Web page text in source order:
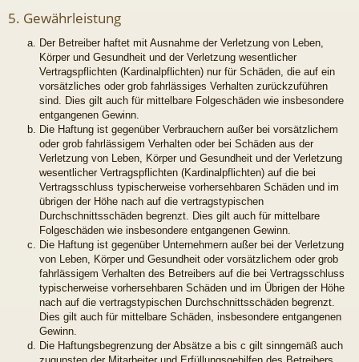
5. Gewährleistung
Der Betreiber haftet mit Ausnahme der Verletzung von Leben,
Körper und Gesundheit und der Verletzung wesentlicher
Vertragspflichten (Kardinalpflichten) nur für Schäden, die auf ein
vorsätzliches oder grob fahrlässiges Verhalten zurückzuführen
sind. Dies gilt auch für mittelbare Folgeschäden wie insbesondere
entgangenen Gewinn.
Die Haftung ist gegenüber Verbrauchern außer bei vorsätzlichem
oder grob fahrlässigem Verhalten oder bei Schäden aus der
Verletzung von Leben, Körper und Gesundheit und der Verletzung
wesentlicher Vertragspflichten (Kardinalpflichten) auf die bei
Vertragsschluss typischerweise vorhersehbaren Schäden und im
übrigen der Höhe nach auf die vertragstypischen
Durchschnittsschäden begrenzt. Dies gilt auch für mittelbare
Folgeschäden wie insbesondere entgangenen Gewinn.
Die Haftung ist gegenüber Unternehmern außer bei der Verletzung
von Leben, Körper und Gesundheit oder vorsätzlichem oder grob
fahrlässigem Verhalten des Betreibers auf die bei Vertragsschluss
typischerweise vorhersehbaren Schäden und im Übrigen der Höhe
nach auf die vertragstypischen Durchschnittsschäden begrenzt.
Dies gilt auch für mittelbare Schäden, insbesondere entgangenen
Gewinn.
Die Haftungsbegrenzung der Absätze a bis c gilt sinngemäß auch